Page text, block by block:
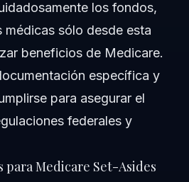
los fondos,
sólo desde esta
beneficios de Medicare.
específica y
para asegurar el
federales y
para Medicare Set-Asides